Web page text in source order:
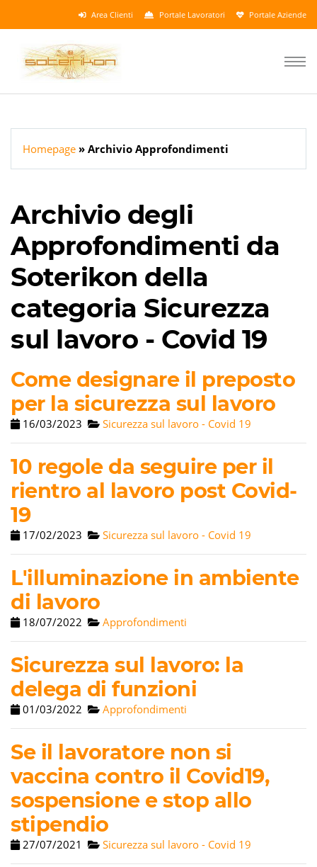
Area Clienti Portale Lavoratori Portale Aziende
Homepage Archivio Approfondimenti
Archivio degli
Approfondimenti da
Soterikon della
categoria Sicurezza
sul lavoro - Covid 19
Come designare il preposto
per la sicurezza sul lavoro
16/03/2023 Sicurezza sul lavoro - Covid 19
10 regole da seguire per il
rientro al lavoro post Covid-
19
17/02/2023 Sicurezza sul lavoro - Covid 19
L'illuminazione in ambiente
di lavoro
18/07/2022 Approfondimenti
Sicurezza sul lavoro: la
delega di funzioni
01/03/2022 Approfondimenti
Se il lavoratore non si
vaccina contro il Covid19,
sospensione e stop allo
stipendio
27/07/2021 Sicurezza sul lavoro - Covid 19